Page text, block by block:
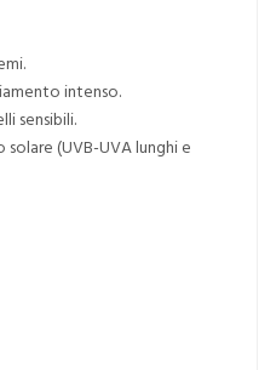
intenso.
sensibili.
(UVB-UVA lunghi e